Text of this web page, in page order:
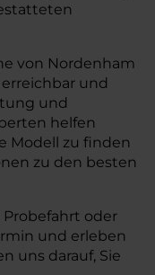
von Nordenham
und
und
helfen
Modell zu finden
zu den besten
oder
und erleben
uns darauf, Sie